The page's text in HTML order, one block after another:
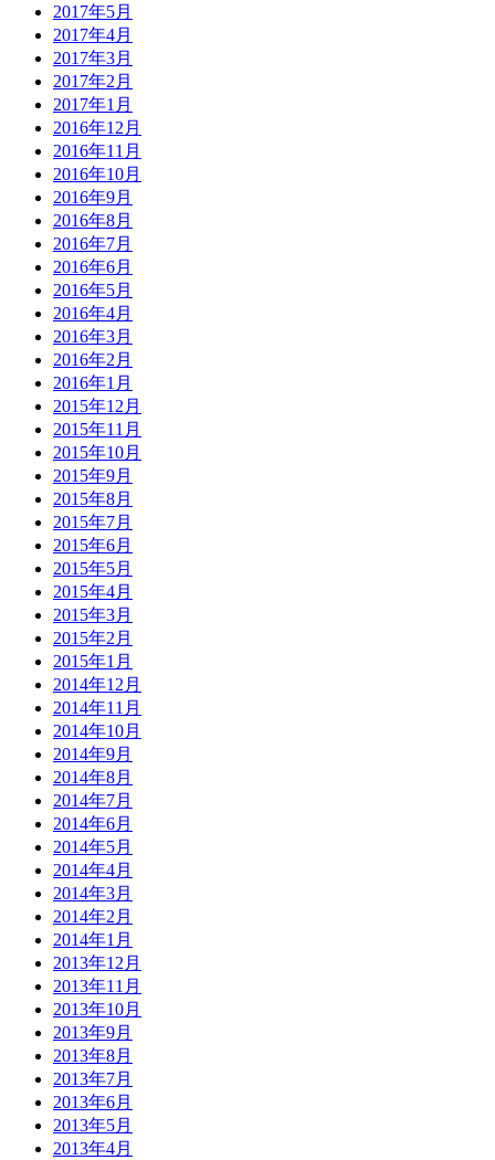
2017年5月
2017年4月
2017年3月
2017年2月
2017年1月
2016年12月
2016年11月
2016年10月
2016年9月
2016年8月
2016年7月
2016年6月
2016年5月
2016年4月
2016年3月
2016年2月
2016年1月
2015年12月
2015年11月
2015年10月
2015年9月
2015年8月
2015年7月
2015年6月
2015年5月
2015年4月
2015年3月
2015年2月
2015年1月
2014年12月
2014年11月
2014年10月
2014年9月
2014年8月
2014年7月
2014年6月
2014年5月
2014年4月
2014年3月
2014年2月
2014年1月
2013年12月
2013年11月
2013年10月
2013年9月
2013年8月
2013年7月
2013年6月
2013年5月
2013年4月